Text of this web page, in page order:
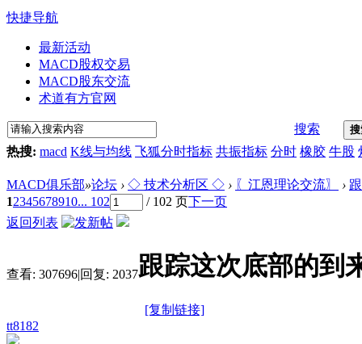
快捷导航
最新活动
MACD股权交易
MACD股东交流
术道有方官网
搜索
热搜: macd K线与均线 飞狐分时指标 共振指标 分时 橡胶 牛股
MACD俱乐部»论坛 › ◇ 技术分析区 ◇ › 〖江恩理论交流〗 ›
12345678910... 102 / 102 页下一页
返回列表
查看: 307696|回复: 2037跟踪这次底部的到
[复制链接]
tt8182